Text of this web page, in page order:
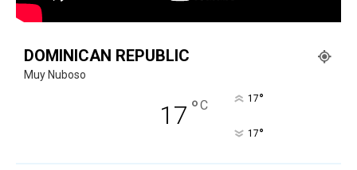
DOMINICAN REPUBLIC
Muy Nuboso
17 °C 17°
17°